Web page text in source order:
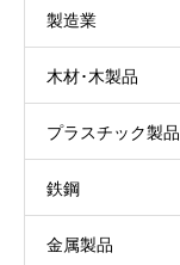
製造業
木材･木製品
プラスチック製品
鉄鋼
金属製品